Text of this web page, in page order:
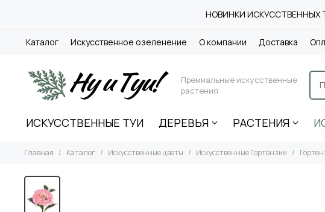
НОВИНКИ ИСКУССТВЕННЫХ
Каталог Искусственное озеленение О компании Доставка
Премиальные искусственные
растения
ИСКУССТВЕННЫЕ ТУИ ДЕРЕВЬЯ РАСТЕНИЯ
Главная Каталог Искусственные цветы Искусственные Гортензии